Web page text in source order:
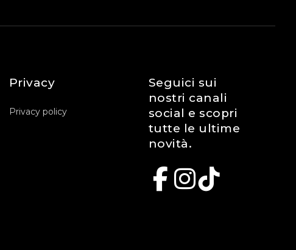
Privacy
Privacy policy
Seguici sui
nostri canali
social e scopri
tutte le ultime
novità.